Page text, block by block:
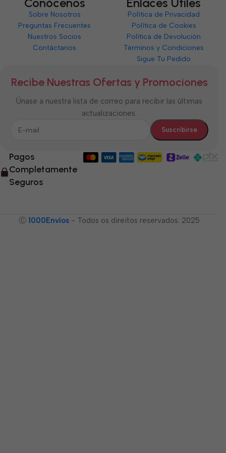
Sobre Nosotros
Preguntas Frecuentes
Nuestros Socios
Contáctanos
Política de Privacidad
Política de Cookies
Política de Devolución
Términos y Condiciones
Sigue Tu Pedido
Recibe Nuestras Ofertas y Promociones
Únase a nuestra lista de correo para recibir las últimas
actualizaciones.
Pagos
Completamente
Seguros
Ⓒ 1000Envíos - Todos os direitos reservados. 2025